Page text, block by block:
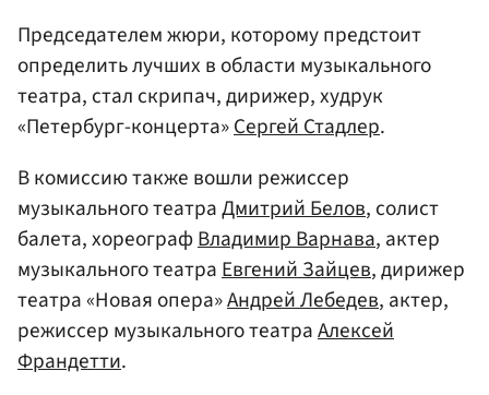
Председателем жюри, которому предстоит
определить лучших в области музыкального
театра, стал скрипач, дирижер, худрук
«Петербург-концерта»Сергей Стадлер.
В комиссию также вошли режиссер
музыкального театраДмитрий Белов, солист
балета, хореографВладимир Варнава, актер
музыкального театраЕвгений Зайцев, дирижер
театра «Новая опера»Андрей Лебедев, актер,
режиссер музыкального театраАлексей
Франдетти.